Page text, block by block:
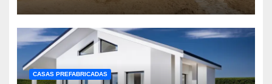
CASAS PREFABRICADAS